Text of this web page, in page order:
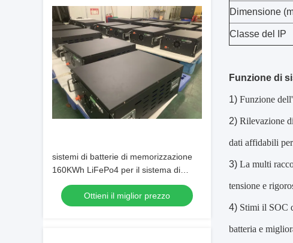
sistemi di batterie di memorizzazione
160KWh LiFePo4 per il sistema di
immagazzinamento dell'energia
commercialeOttieni il miglior prezzo
Dimensione (
Classe del IP
Funzione di
1) Funzione
2) Rilevazione
dati affidabili
3) La multi
tensione e
4) Stimi il SOC
batteria e